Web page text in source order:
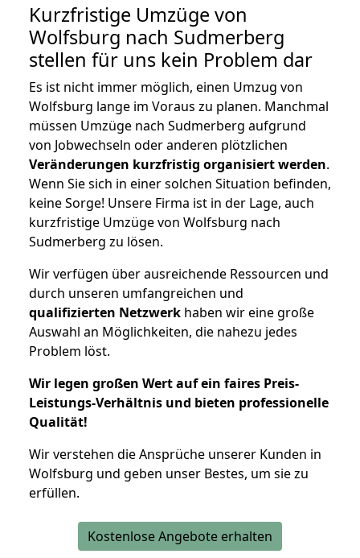
Kurzfristige Umzüge von
Wolfsburg nach Sudmerberg
stellen für uns kein Problem dar
Es ist nicht immer möglich, einen Umzug von
Wolfsburg lange im Voraus zu planen. Manchmal
müssen Umzüge nach Sudmerberg aufgrund
von Jobwechseln oder anderen plötzlichen
Veränderungen kurzfristig organisiert werden.
Wenn Sie sich in einer solchen Situation befinden,
keine Sorge! Unsere Firma ist in der Lage, auch
kurzfristige Umzüge von Wolfsburg nach
Sudmerberg zu lösen.
Wir verfügen über ausreichende Ressourcen und
durch unseren umfangreichen und
qualifizierten Netzwerk haben wir eine große
Auswahl an Möglichkeiten, die nahezu jedes
Problem löst.
Wir legen großen Wert auf ein faires Preis-
Leistungs-Verhältnis und bieten professionelle
Qualität!
Wir verstehen die Ansprüche unserer Kunden in
Wolfsburg und geben unser Bestes, um sie zu
erfüllen.
Kostenlose Angebote erhalten